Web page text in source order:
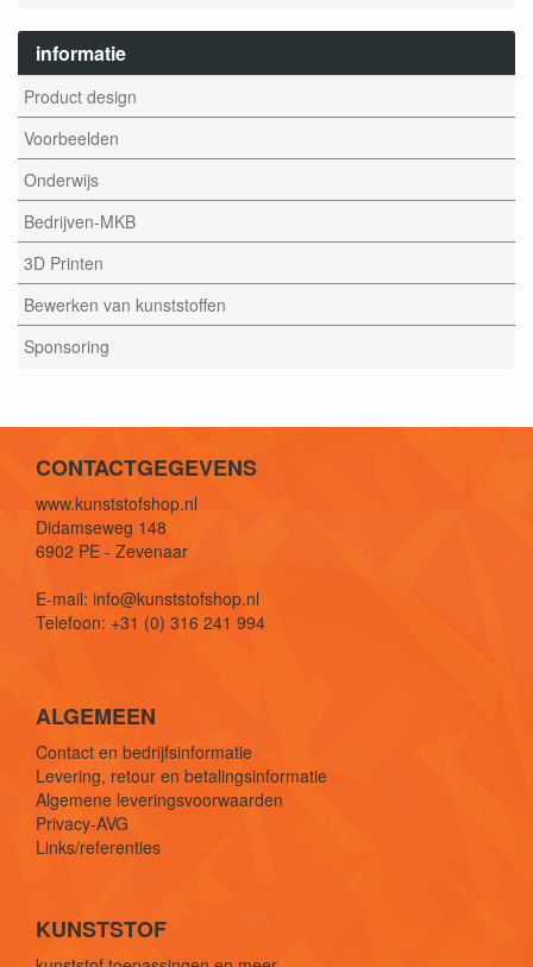
informatie
Product design
Voorbeelden
Onderwijs
Bedrijven-MKB
3D Printen
Bewerken van kunststoffen
Sponsoring
CONTACTGEGEVENS
www.kunststofshop.nl
Didamseweg 148
6902 PE - Zevenaar
E-mail: info@kunststofshop.nl
Telefoon: +31 (0) 316 241 994
ALGEMEEN
Contact en bedrijfsinformatie
Levering, retour en betalingsinformatie
Algemene leveringsvoorwaarden
Privacy-AVG
Links/referenties
KUNSTSTOF